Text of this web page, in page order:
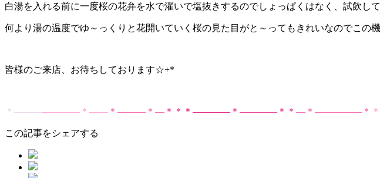
白湯を入れる前に一度桜の花弁を水で濯いで塩抜きするのでしょっぱくはなく、試飲し
何より湯の温度でゆ～っくりと花開いていく桜の見た目がと～ってもきれいなのでこの
皆様のご来店、お待ちしております☆+*
＊———————＊—— ＊———＊— ＊＊ ＊———— ＊————＊＊ —＊—————＊
この記事をシェアする